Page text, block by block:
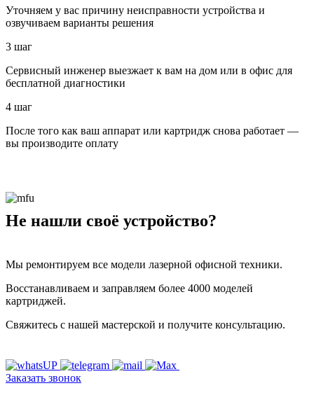
Уточняем у вас причину неисправности устройства и
озвучиваем варианты решения
3 шаг
Сервисный инженер выезжает к вам на дом или в офис для
бесплатной диагностики
4 шаг
После того как ваш аппарат или картридж снова работает —
вы производите оплату
Не нашли своё устройство?
Мы ремонтируем все модели лазерной офисной техники.
Восстанавливаем и заправляем более 4000 моделей
картриджей.
Свяжитесь с нашей мастерской и получите консультацию.
Заказать звонок